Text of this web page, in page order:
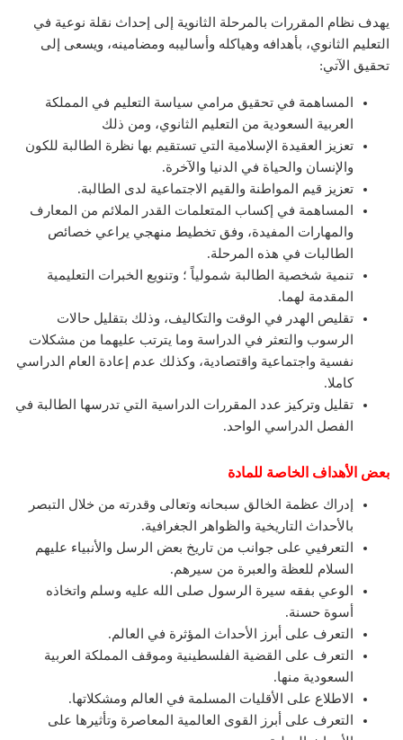
يهدف نظام المقررات بالمرحلة الثانوية إلى إحداث نقلة نوعية في
التعليم الثانوي، بأهدافه وهياكله وأساليبه ومضامينه، ويسعى إلى
تحقيق الآتي:
المساهمة في تحقيق مرامي سياسة التعليم في المملكة
العربية السعودية من التعليم الثانوي، ومن ذلك
تعزيز العقيدة الإسلامية التي تستقيم بها نظرة الطالبة للكون
والإنسان والحياة في الدنيا والآخرة.
تعزيز قيم المواطنة والقيم الاجتماعية لدى الطالبة.
المساهمة في إكساب المتعلمات القدر الملائم من المعارف
والمهارات المفيدة، وفق تخطيط منهجي يراعي خصائص
الطالبات في هذه المرحلة.
تنمية شخصية الطالبة شمولياً ؛ وتنويع الخبرات التعليمية
المقدمة لهما.
تقليص الهدر في الوقت والتكاليف، وذلك بتقليل حالات
الرسوب والتعثر في الدراسة وما يترتب عليهما من مشكلات
نفسية واجتماعية واقتصادية، وكذلك عدم إعادة العام الدراسي
كاملا.
تقليل وتركيز عدد المقررات الدراسية التي تدرسها الطالبة في
الفصل الدراسي الواحد.
بعض الأهداف الخاصة للمادة
إدراك عظمة الخالق سبحانه وتعالى وقدرته من خلال التبصر
بالأحداث التاريخية والظواهر الجغرافية.
التعرفيي على جوانب من تاريخ بعض الرسل والأنبياء عليهم
السلام للعظة والعبرة من سيرهم.
الوعي بفقه سيرة الرسول صلى الله عليه وسلم واتخاذه
أسوة حسنة.
التعرف على أبرز الأحداث المؤثرة في العالم.
التعرف على القضية الفلسطينية وموقف المملكة العربية
السعودية منها.
الاطلاع على الأقليات المسلمة في العالم ومشكلاتها.
التعرف على أبرز القوى العالمية المعاصرة وتأثيرها على